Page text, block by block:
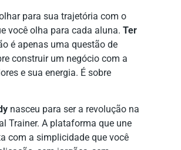
para sua trajetória com o
você olha para cada aluna. Ter
é apenas uma questão de
construir um negócio com a
e sua energia. É sobre
nasceu para ser a revolução na
Trainer. A plataforma que une
com a simplicidade que você